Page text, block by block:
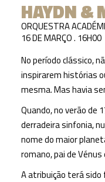
HAYDN &
ORQUESTRA
16 DE MARÇO . 16H00
No período clássico,
inspirarem histórias
mesma. Mas havia
Quando, no verão de
derradeira sinfonia,
nome do maior
romano, pai de Vénus
A atribuição terá sido